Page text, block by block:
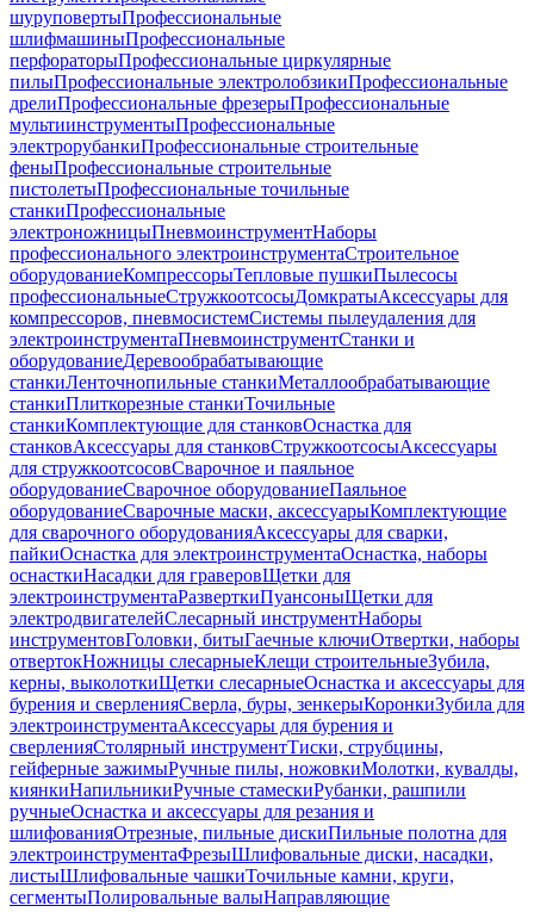
шуруповертыПрофессиональные
шлифмашиныПрофессиональные
перфораторыПрофессиональные циркулярные
пилыПрофессиональные электролобзикиПрофессиональные
дрелиПрофессиональные фрезерыПрофессиональные
мультиинструментыПрофессиональные
электрорубанкиПрофессиональные строительные
феныПрофессиональные строительные
пистолетыПрофессиональные точильные
станкиПрофессиональные
электроножницыПневмоинструментНаборы
профессионального электроинструментаСтроительное
оборудованиеКомпрессорыТепловые пушкиПылесосы
профессиональныеСтружкоотсосыДомкратыАксессуары для
компрессоров, пневмосистемСистемы пылеудаления для
электроинструментаПневмоинструментСтанки и
оборудованиеДеревообрабатывающие
станкиЛенточнопильные станкиМеталлообрабатывающие
станкиПлиткорезные станкиТочильные
станкиКомплектующие для станковОснастка для
станковАксессуары для станковСтружкоотсосыАксессуары
для стружкоотсосовСварочное и паяльное
оборудованиеСварочное оборудованиеПаяльное
оборудованиеСварочные маски, аксессуарыКомплектующие
для сварочного оборудованияАксессуары для сварки,
пайкиОснастка для электроинструментаОснастка, наборы
оснасткиНасадки для граверовЩетки для
электроинструментаРазверткиПуансоныЩетки для
электродвигателейСлесарный инструментНаборы
инструментовГоловки, битыГаечные ключиОтвертки, наборы
отвертокНожницы слесарныеКлещи строительныеЗубила,
керны, выколоткиЩетки слесарныеОснастка и аксессуары для
бурения и сверленияСверла, буры, зенкерыКоронкиЗубила для
электроинструментаАксессуары для бурения и
сверленияСтолярный инструментТиски, струбцины,
гейферные зажимыРучные пилы, ножовкиМолотки, кувалды,
киянкиНапильникиРучные стамескиРубанки, рашпили
ручныеОснастка и аксессуары для резания и
шлифованияОтрезные, пильные дискиПильные полотна для
электроинструментаФрезыШлифовальные диски, насадки,
листыШлифовальные чашкиТочильные камни, круги,
сегментыПолировальные валыНаправляющие